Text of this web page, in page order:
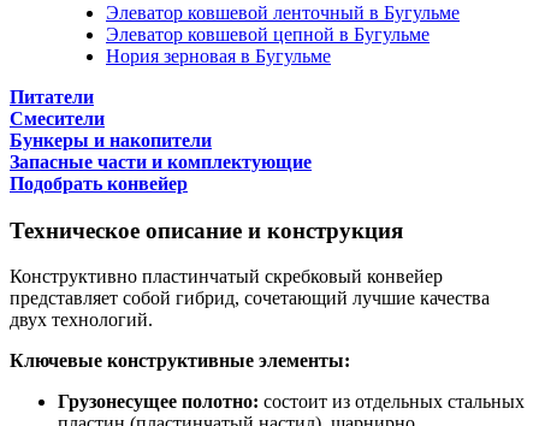
Элеватор ковшевой ленточный в Бугульме
Элеватор ковшевой цепной в Бугульме
Нория зерновая в Бугульме
Питатели
Смесители
Бункеры и накопители
Запасные части и комплектующие
Подобрать конвейер
Техническое описание и конструкция
Конструктивно пластинчатый скребковый конвейер
представляет собой гибрид, сочетающий лучшие качества
двух технологий.
Ключевые конструктивные элементы:
Грузонесущее полотно: состоит из отдельных стальных